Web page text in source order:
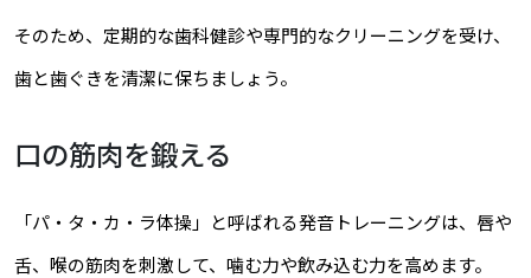
そのため、定期的な歯科健診や専門的なクリーニングを受け、
歯と歯ぐきを清潔に保ちましょう。
口の筋肉を鍛える
「パ・タ・カ・ラ体操」と呼ばれる発音トレーニングは、唇や
舌、喉の筋肉を刺激して、噛む力や飲み込む力を高めます。